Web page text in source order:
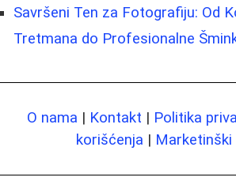
Savršeni Ten za Fotografiju: Od
Tretmana do Profesionalne
O nama | Kontakt | Politika
korišćenja | Marketinški